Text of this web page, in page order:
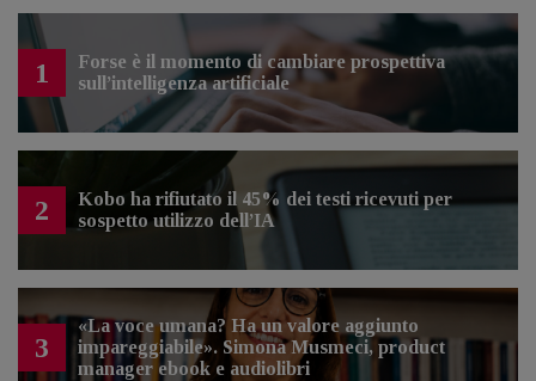
1
Forse è il momento di cambiare prospettiva
sull’intelligenza artificiale
2
Kobo ha rifiutato il 45% dei testi ricevuti per
sospetto utilizzo dell’IA
3
«La voce umana? Ha un valore aggiunto
impareggiabile». Simona Musmeci, product
manager ebook e audiolibri